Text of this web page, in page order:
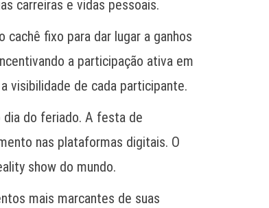
carreiras e vidas pessoais.
fixo para dar lugar a ganhos
a participação ativa em
visibilidade de cada participante.
dia do feriado. A festa de
nas plataformas digitais. O
show do mundo.
mais marcantes de suas